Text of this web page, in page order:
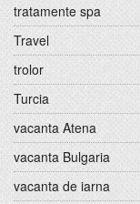
tratamente spa
Travel
trolor
Turcia
vacanta Atena
vacanta Bulgaria
vacanta de iarna